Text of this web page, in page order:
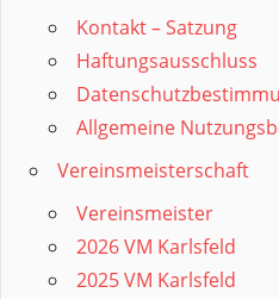
Kontakt – Satzung
Haftungsausschluss
Allgemeine
Vereinsmeisterschaft
Vereinsmeister
2026 VM Karlsfeld
2025 VM Karlsfeld